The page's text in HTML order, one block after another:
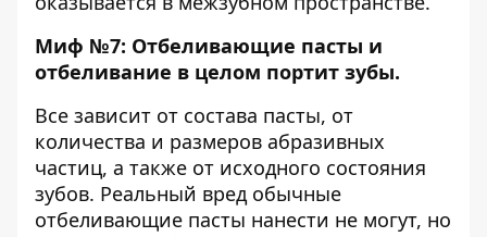
Миф №7: Отбеливающие пасты и
отбеливание в целом портит зубы.
Все зависит от состава пасты, от
количества и размеров абразивных
частиц, а также от исходного состояния
зубов. Реальный вред обычные
отбеливающие пасты нанести не могут, но